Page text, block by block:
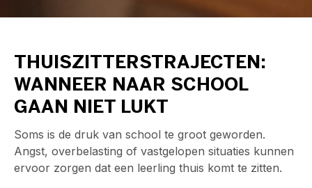
THUISZITTERSTRAJECTEN:
WANNEER NAAR SCHOOL
GAAN NIET LUKT
Soms is de druk van school te groot geworden.
Angst, overbelasting of vastgelopen situaties kunnen
ervoor zorgen dat een leerling thuis komt te zitten.